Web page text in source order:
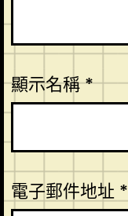
顯示名稱*
電子郵件地址 *